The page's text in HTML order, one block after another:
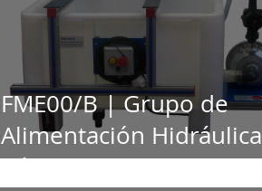
FME00/B | Grupo de
Alimentación Hidráulica
Básico